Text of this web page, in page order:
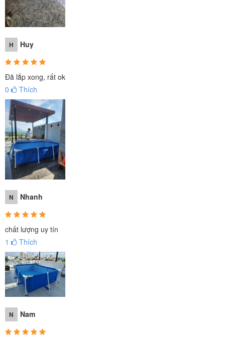
yêu một không gian vui riêng, an toàn, sạch sẽ, tiết kiệm
ngay tại nhà để có thể vui chơi trong mùa hè nóng bức. Bể
bơi INTEX 28271 sẽ rất phù hợp với gia đình có diện tích
vừa phải hoặc có sân thượng.
H Huy
Đã lắp xong, rất ok
0
Thích
N Nhanh
chất lượng uy tín
1
Thích
N Nam